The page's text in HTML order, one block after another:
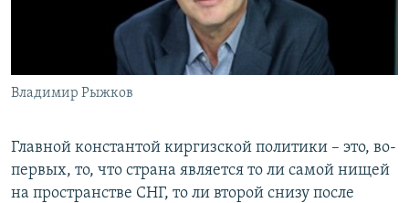
Владимир Рыжков
Главной константой киргизской политики – это, во-
первых, то, что страна является то ли самой нищей
на пространстве СНГ, то ли второй снизу после